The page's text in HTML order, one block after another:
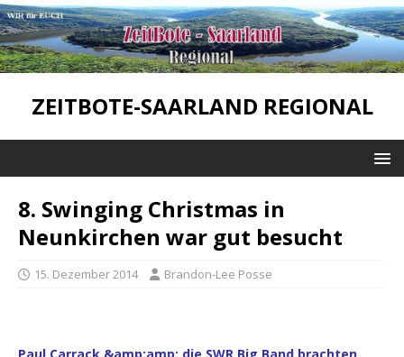
ZEITBOTE-SAARLAND REGIONAL
8. Swinging Christmas in
Neunkirchen war gut besucht
15. Dezember 2014 Brandon-Lee Posse